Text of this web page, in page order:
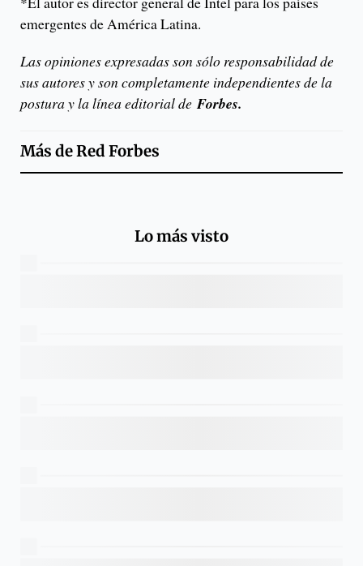
emergentes de América Latina.
Las opiniones expresadas son sólo responsabilidad de
sus autores y son completamente independientes de la
postura y la línea editorial deForbes.
Más deRed Forbes
Lo más visto